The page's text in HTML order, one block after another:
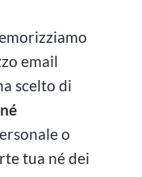
email
scelto di
o
tua né dei